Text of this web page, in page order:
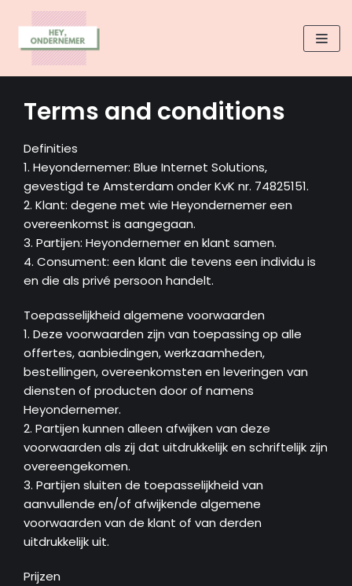
Skip
content
Terms and conditions
Definities
1. Heyondernemer: Blue Internet Solutions,
gevestigd te Amsterdam onder KvK nr. 74825151.
2. Klant: degene met wie Heyondernemer een
overeenkomst is aangegaan.
3. Partijen: Heyondernemer en klant samen.
4. Consument: een klant die tevens een individu is
en die als privé persoon handelt.
Toepasselijkheid algemene voorwaarden
1. Deze voorwaarden zijn van toepassing op alle
offertes, aanbiedingen, werkzaamheden,
bestellingen, overeenkomsten en leveringen van
diensten of producten door of namens
Heyondernemer.
2. Partijen kunnen alleen afwijken van deze
voorwaarden als zij dat uitdrukkelijk en schriftelijk zijn
overeengekomen.
3. Partijen sluiten de toepasselijkheid van
aanvullende en/of afwijkende algemene
voorwaarden van de klant of van derden
uitdrukkelijk uit.
Prijzen